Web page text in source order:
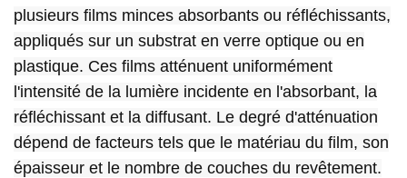
plusieurs films minces absorbants ou réfléchissants,
appliqués sur un substrat en verre optique ou en
plastique. Ces films atténuent uniformément
l'intensité de la lumière incidente en l'absorbant, la
réfléchissant et la diffusant. Le degré d'atténuation
dépend de facteurs tels que le matériau du film, son
épaisseur et le nombre de couches du revêtement.